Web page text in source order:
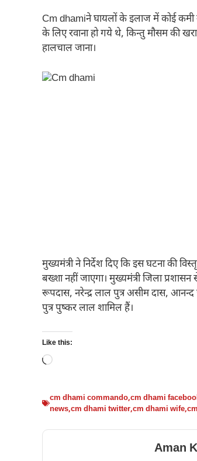
Cm dhamiने घायलों के इलाज में कोई कमी न
के लिए रवाना हो गये थे, किन्तु मौसम की
हालचाल जाना।
मुख्यमंत्री ने निर्देश दिए कि इस घटना की
बख्शा नहीं जाएगा। मुख्यमंत्री जिला
रूपदास, नरेन्द्र लाल पुत्र असीम दास, आनन्द
पुत्र पुष्कर लाल शामिल हैं।
Like this:
Loading…
cm dhami commando,cm dhami
news,cm dhami twitter,cm dhami wife,
Aman